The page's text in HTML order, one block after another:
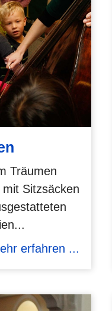
Träumen
Sitzsäcken
erfahren ...